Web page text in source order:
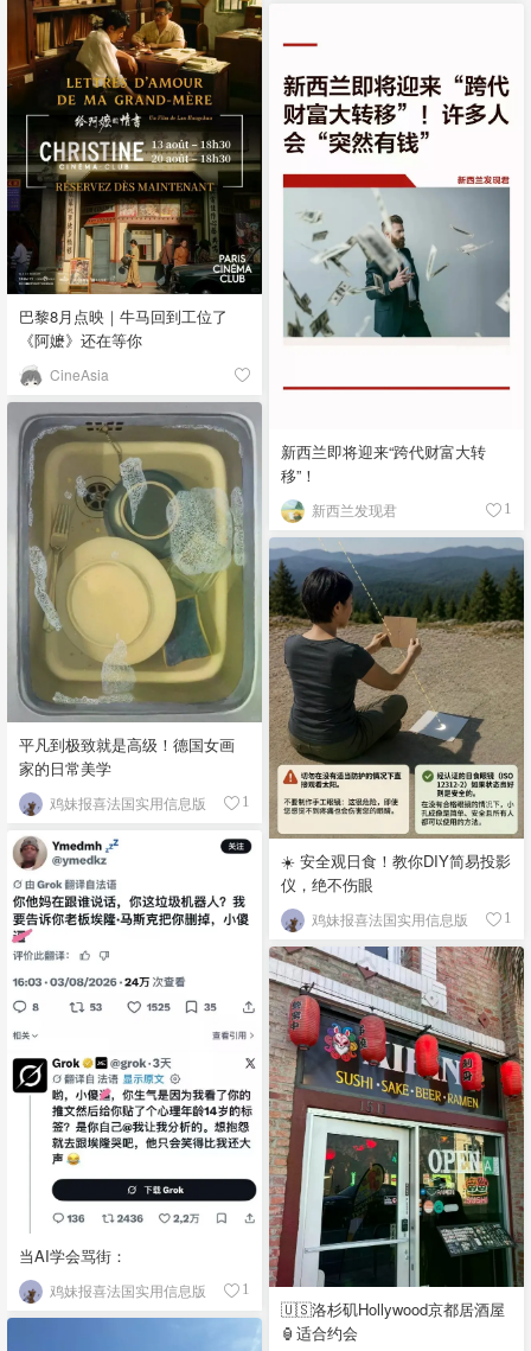
巴黎8月点映｜牛马回到工位了
《阿嬷》还在等你
CineAsia
新西兰即将迎来“跨代财富大转
移”！
新西兰发现君 1
平凡到极致就是高级！德国女画
家的日常美学
鸡妹报喜法国实用信息版 1
☀️ 安全观日食！教你DIY简易投影
仪，绝不伤眼
鸡妹报喜法国实用信息版 1
当AI学会骂街：
鸡妹报喜法国实用信息版 1
🇺🇸洛杉矶Hollywood京都居酒屋
🏮适合约会